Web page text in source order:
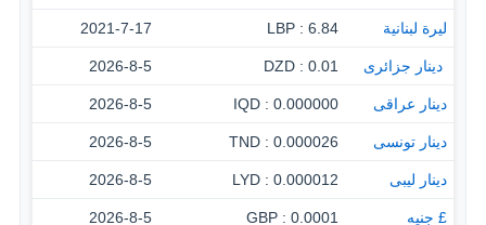
ليرة لبنانية 6.84 : LBP
2021-7-17
‏ دينار جزائرى 0.01 : DZD
2026-8-5
دينار عراقى 0.000000 : IQD
2026-8-5
دينار تونسى 0.000026 : TND
2026-8-5
دينار ليبى 0.000012 : LYD
2026-8-5
£ جنيه 0.0001 : GBP
2026-8-5